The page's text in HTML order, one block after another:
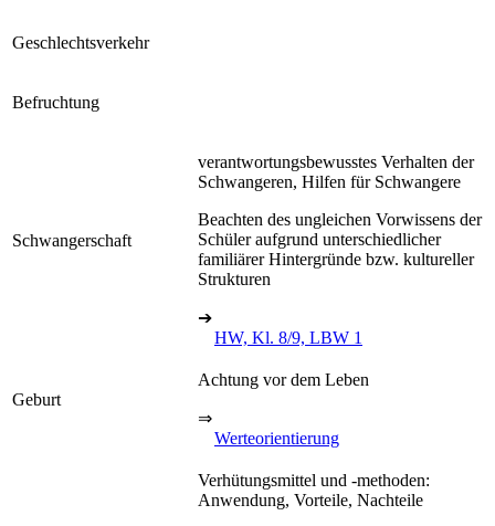
Geschlechtsverkehr
Befruchtung
Schwangerschaft
verantwortungsbewusstes Verhalten der
Schwangeren, Hilfen für Schwangere
Beachten des ungleichen Vorwissens der
Schüler aufgrund unterschiedlicher
familiärer Hintergründe bzw. kultureller
Strukturen
➔
HW, Kl. 8/9, LBW 1
Geburt
Achtung vor dem Leben
⇒
Werteorientierung
Verhütungsmittel und -methoden:
Anwendung, Vorteile, Nachteile